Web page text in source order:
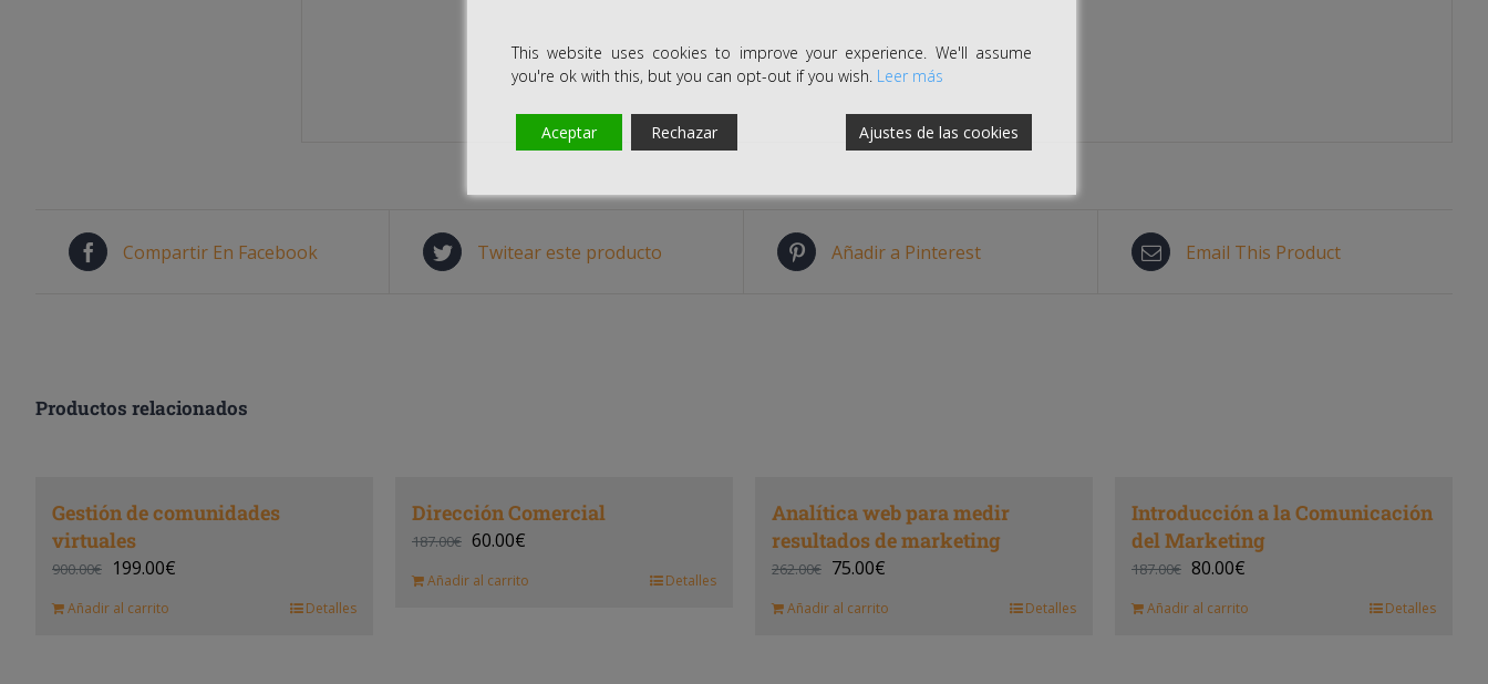
Compartir En Facebook Twitear este producto Añadir a Pinterest Email This Product
Productos relacionados
Gestión de comunidades
virtuales
900.00€ 199.00€
Añadir al carrito Detalles
Dirección Comercial
187.00€ 60.00€
Añadir al carrito Detalles
Analítica web para medir
resultados de marketing
262.00€ 75.00€
Añadir al carrito Detalles
Introducción a la Comunicación
del Marketing
187.00€ 80.00€
Añadir al carrito Detalles
This website uses cookies to improve your experience. We'll assume
you're ok with this, but you can opt-out if you wish. Leer más
Aceptar Rechazar Ajustes de las cookies